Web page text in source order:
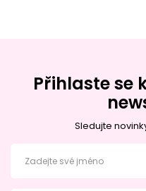
Přihlaste se
Sledujte
Zadejte své jméno